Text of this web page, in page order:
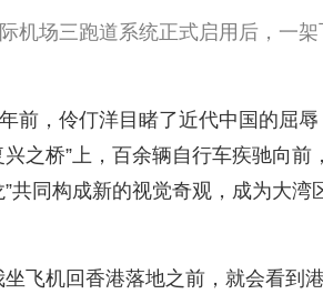
机场三跑道系统正式启用后，一
前，伶仃洋目睹了近代中国的屈
兴之桥”上，百余辆自行车疾驰向
”共同构成新的视觉奇观，成为大湾
坐飞机回香港落地之前，就会看到